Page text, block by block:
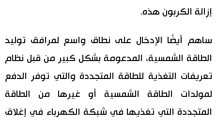
إزالة الكربون هذه.
ساهم أيضًا الإدخال على نطاق واسع لمرافق توليد
الطاقة الشمسية، المدعومة بشكل كبير من قبل نظام
تعريفات التغذية للطاقة المتجددة والتي توفر الدفع
لمولدات الطاقة الشمسية أو غيرها من الطاقة
المتجددة التي تغذيها في شبكة الكهرباء في إغلاق